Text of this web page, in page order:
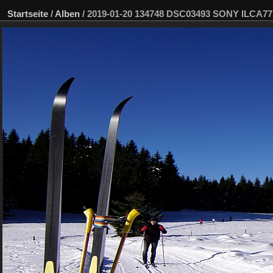
Startseite / Alben / 2019-01-20 134748 DSC03493 SONY